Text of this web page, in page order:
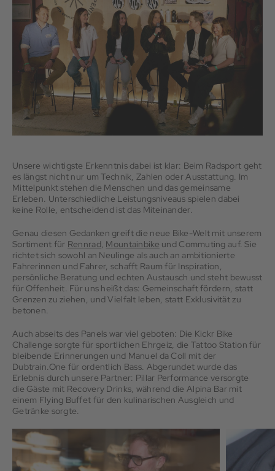
Unsere wichtigste Erkenntnis dabei ist klar: Beim Radsport geht
es längst nicht nur um Technik, Zahlen oder Ausstattung. Im
Mittelpunkt stehen die Menschen und das gemeinsame
Erleben. Unterschiedliche Leistungsniveaus spielen dabei
keine Rolle, entscheidend ist das Miteinander.
Genau diesen Gedanken greift die neue Bike-Welt mit unserem
Sortiment für Rennrad, Mountainbike und Commuting auf. Sie
richtet sich sowohl an Neulinge als auch an ambitionierte
Fahrerinnen und Fahrer, schafft Raum für Inspiration,
persönliche Beratung und echten Austausch und steht bewusst
für Offenheit. Für uns heißt das: Gemeinschaft fördern, statt
Grenzen zu ziehen, und Vielfalt leben, statt Exklusivität zu
betonen.
Auch abseits des Panels war viel geboten: Die Kickr Bike
Challenge sorgte für sportlichen Ehrgeiz, die Tattoo Station für
bleibende Erinnerungen und Manuel da Coll mit der
Dubtrain.One für ordentlich Bass. Abgerundet wurde das
Erlebnis durch unsere Partner: Pillar Performance versorgte
die Gäste mit Recovery Drinks, während die Alpina Bar mit
einem Flying Buffet für den kulinarischen Ausgleich und
Getränke sorgte.